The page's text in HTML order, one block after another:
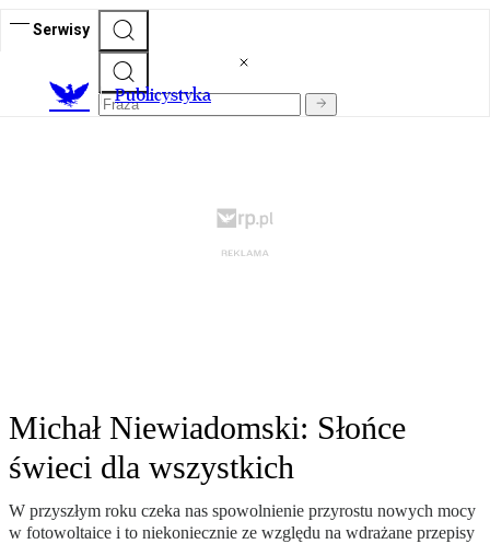
Serwisy
Publicystyka
Michał Niewiadomski: Słońce
świeci dla wszystkich
W przyszłym roku czeka nas spowolnienie przyrostu nowych mocy
w fotowoltaice i to niekoniecznie ze względu na wdrażane przepisy